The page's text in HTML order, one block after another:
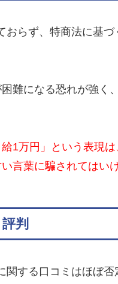
おらず、特商法に基づ
難になる恐れが強く
1万円」という表現
言葉に騙されてはい
判
関する口コミはほぼ否